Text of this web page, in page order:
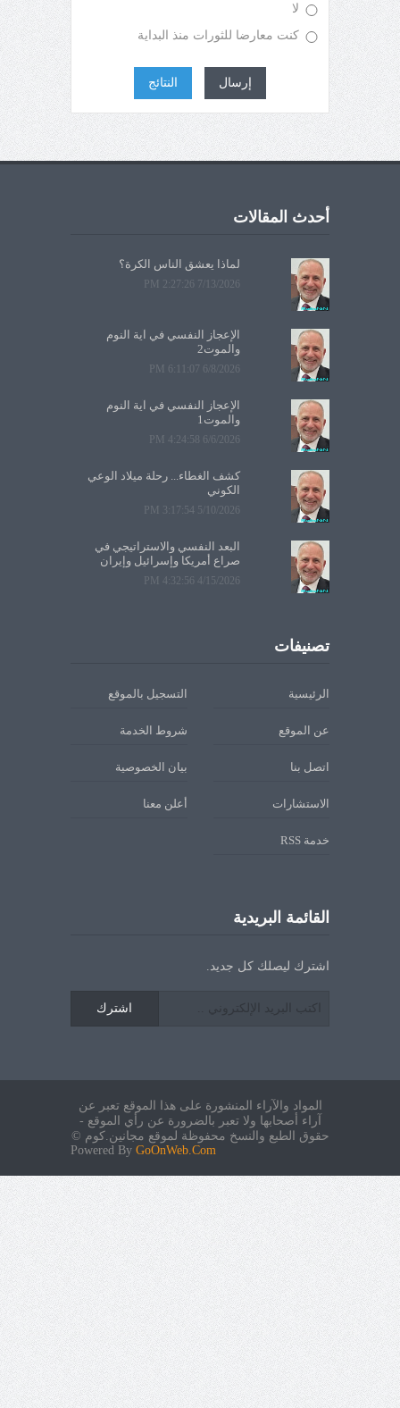
لا
كنت معارضا للثورات منذ البداية
إرسال النتائج
أحدث المقالات
لماذا يعشق الناس الكرة؟
7/13/2026 2:27:26 PM
الإعجاز النفسي في آية النوم
والموت2
6/8/2026 6:11:07 PM
الإعجاز النفسي في آية النوم
والموت1
6/6/2026 4:24:58 PM
كشف الغطاء... رحلة ميلاد الوعي
الكوني
5/10/2026 3:17:54 PM
البعد النفسي والاستراتيجي في
صراع أمريكا وإسرائيل وإيران
4/15/2026 4:32:56 PM
تصنيفات
الرئيسية التسجيل بالموقع
عن الموقع شروط الخدمة
اتصل بنا بيان الخصوصية
الاستشارات أعلن معنا
خدمة RSS
القائمة البريدية
اشترك ليصلك كل جديد.
اشترك
المواد والآراء المنشورة على هذا الموقع تعبر عن
آراء أصحابها ولا تعبر بالضرورة عن رأي الموقع -
حقوق الطبع والنسخ محفوظة لموقع مجانين.كوم ©
Powered By GoOnWeb.Com